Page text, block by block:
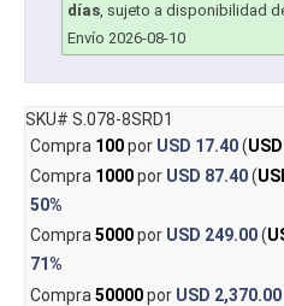
días, sujeto a disponibilidad
Envío 2026-08-10
SKU# S.078-8SRD1
Compra 100por USD 17.40(
Compra 1000por USD 87.40(
50%
Compra5000por USD 249.00(
71%
Compra 50000por USD 2,370.00